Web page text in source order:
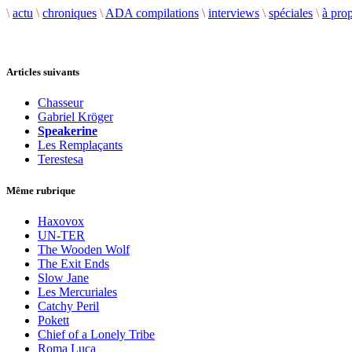
\ actu \ chroniques \ ADA compilations \ interviews \ spéciales \ à
Articles suivants
Chasseur
Gabriel Kröger
Speakerine
Les Remplaçants
Terestesa
Même rubrique
Haxovox
UN-TER
The Wooden Wolf
The Exit Ends
Slow Jane
Les Mercuriales
Catchy Peril
Pokett
Chief of a Lonely Tribe
Roma Luca